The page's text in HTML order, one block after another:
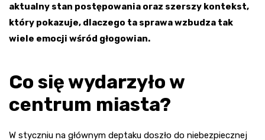
aktualny stan postępowania oraz szerszy kontekst,
który pokazuje, dlaczego ta sprawa wzbudza tak
wiele emocji wśród głogowian.
Co się wydarzyło w
centrum miasta?
W styczniu na głównym deptaku doszło do niebezpiecznej